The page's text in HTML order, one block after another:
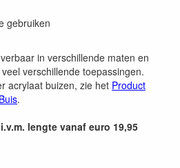
gebruiken
in verschillende maten en
verschillende toepassingen.
acrylaat buizen, zie het Product
.
lengte vanaf euro 19,95